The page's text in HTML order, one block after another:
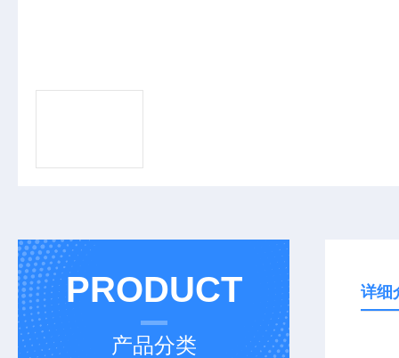
PRODUCT
产品分类
详细